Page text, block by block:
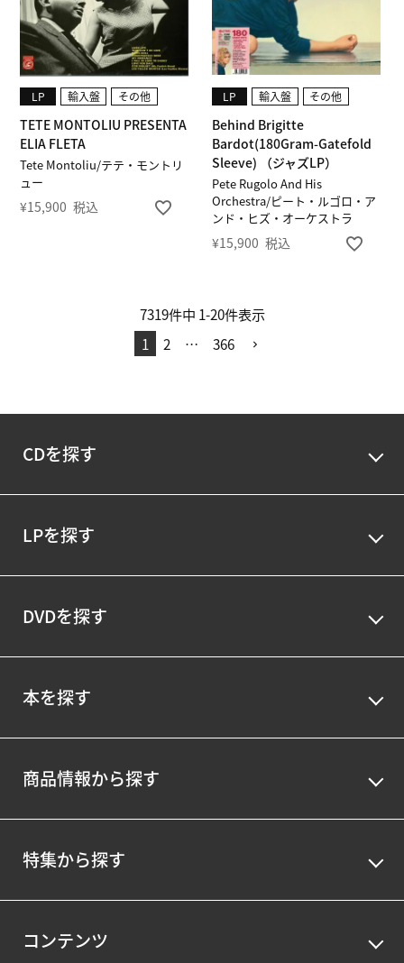
Tete Montoliu/テテ・モントリ
ュー
TETE MONTOLIU PRESENTA
ELIA FLETA
LP 輸入盤 その他
¥15,900 税込
Pete Rugolo And His
Orchestra/ピート・ルゴロ・ア
ンド・ヒズ・オーケストラ
Behind Brigitte
Bardot(180Gram-Gatefold
Sleeve) （ジャズLP）
LP 輸入盤 その他
¥15,900 税込
7319件中 1-20件表示
1
2 … 366
CDを探す
LPを探す
DVDを探す
本を探す
商品情報から探す
特集から探す
コンテンツ